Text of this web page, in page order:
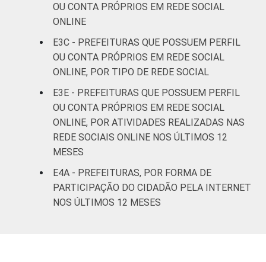
Mais de
até 500
mil
habitantes
98 2 0
Mais de
500 mil
habitantes
97 3 0
REGIÃO
E
PORTE
Até 5 mil
habitantes
94 4
OU CONTA PRÓPRIOS EM REDE SOCIAL
ONLINE
E3C - PREFEITURAS QUE POSSUEM PERFIL
OU CONTA PRÓPRIOS EM REDE SOCIAL
ONLINE, POR TIPO DE REDE SOCIAL
E3E - PREFEITURAS QUE POSSUEM PERFIL
OU CONTA PRÓPRIOS EM REDE SOCIAL
ONLINE, POR ATIVIDADES REALIZADAS NAS
REDE SOCIAIS ONLINE NOS ÚLTIMOS 12
MESES
E4A - PREFEITURAS, POR FORMA DE
PARTICIPAÇÃO DO CIDADÃO PELA INTERNET
NOS ÚLTIMOS 12 MESES